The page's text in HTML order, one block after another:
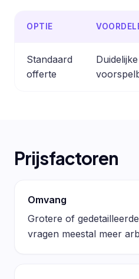
OPTIE
Standaard
offerte
Prijsfactoren
Omvang
Grotere of
vragen meestal meer